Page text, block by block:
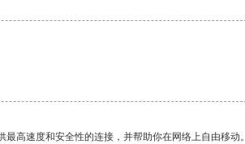
高速度和安全性的连接，并帮助你在网络上自由移动。